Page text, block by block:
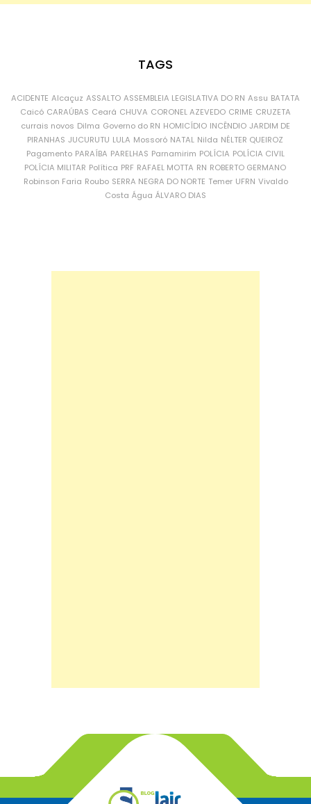
TAGS
ACIDENTE Alcaçuz ASSALTO ASSEMBLEIA LEGISLATIVA DO RN Assu BATATA
Caicó CARAÚBAS Ceará CHUVA CORONEL AZEVEDO CRIME CRUZETA
currais novos Dilma Governo do RN HOMICÍDIO INCÊNDIO JARDIM DE
PIRANHAS JUCURUTU LULA Mossoró NATAL Nilda NÉLTER QUEIROZ
Pagamento PARAÍBA PARELHAS Parnamirim POLÍCIA POLÍCIA CIVIL
POLÍCIA MILITAR Política PRF RAFAEL MOTTA RN ROBERTO GERMANO
Robinson Faria Roubo SERRA NEGRA DO NORTE Temer UFRN Vivaldo
Costa Água ÁLVARO DIAS